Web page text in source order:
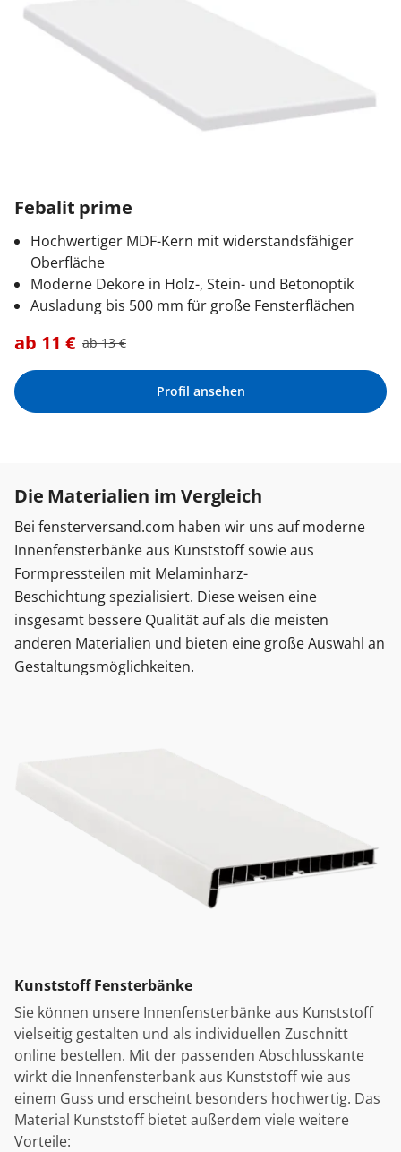
Febalit prime
Hochwertiger MDF-Kern mit widerstandsfähiger
Oberfläche
Moderne Dekore in Holz-, Stein- und Betonoptik
Ausladung bis 500 mm für große Fensterflächen
ab 11 € ab13€
Profil ansehen
Die Materialien im Vergleich
Bei fensterversand.com haben wir uns auf moderne
Innenfensterbänke aus Kunststoff sowie aus
Formpressteilen mit Melaminharz-
Beschichtung spezialisiert. Diese weisen eine
insgesamt bessere Qualität auf als die meisten
anderen Materialien und bieten eine große Auswahl an
Gestaltungsmöglichkeiten.
Kunststoff Fensterbänke
Sie können unsere Innenfensterbänke aus Kunststoff
vielseitig gestalten und als individuellen Zuschnitt
online bestellen. Mit der passenden Abschlusskante
wirkt die Innenfensterbank aus Kunststoff wie aus
einem Guss und erscheint besonders hochwertig. Das
Material Kunststoff bietet außerdem viele weitere
Vorteile: